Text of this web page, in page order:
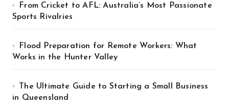
From Cricket to AFL: Australia’s Most Passionate
Sports Rivalries
Flood Preparation for Remote Workers: What
Works in the Hunter Valley
The Ultimate Guide to Starting a Small Business
in Queensland